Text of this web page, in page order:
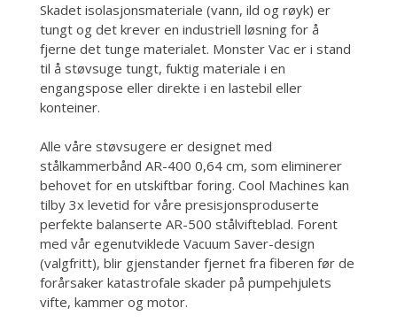
Skadet isolasjonsmateriale (vann, ild og røyk) er
tungt og det krever en industriell løsning for å
fjerne det tunge materialet. Monster Vac er i stand
til å støvsuge tungt, fuktig materiale i en
engangspose eller direkte i en lastebil eller
konteiner.
Alle våre støvsugere er designet med
stålkammerbånd AR-400 0,64 cm, som eliminerer
behovet for en utskiftbar foring. Cool Machines kan
tilby 3x levetid for våre presisjonsproduserte
perfekte balanserte AR-500 stålvifteblad. Forent
med vår egenutviklede Vacuum Saver-design
(valgfritt), blir gjenstander fjernet fra fiberen før de
forårsaker katastrofale skader på pumpehjulets
vifte, kammer og motor.